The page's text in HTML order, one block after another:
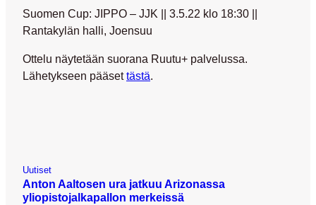
Suomen Cup: JIPPO – JJK || 3.5.22 klo 18:30 ||
Rantakylän halli, Joensuu
Ottelu näytetään suorana Ruutu+ palvelussa.
Lähetykseen pääsettästä.
Uutiset
Anton Aaltosen ura jatkuu Arizonassa
yliopistojalkapallon merkeissä